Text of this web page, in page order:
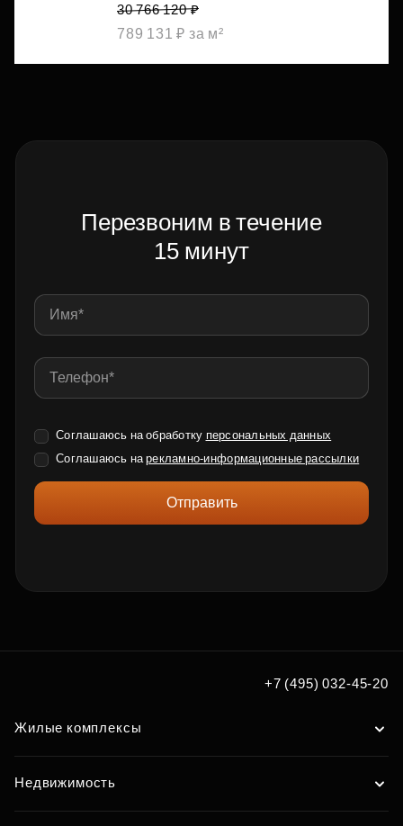
30 766 120 ₽
789 131 ₽ за м²
Перезвоним в течение
15 минут
Соглашаюсь на обработку персональных данных
Соглашаюсь нарекламно-информационные рассылки
Отправить
+7 (495) 032-45-20
Жилые комплексы
Недвижимость